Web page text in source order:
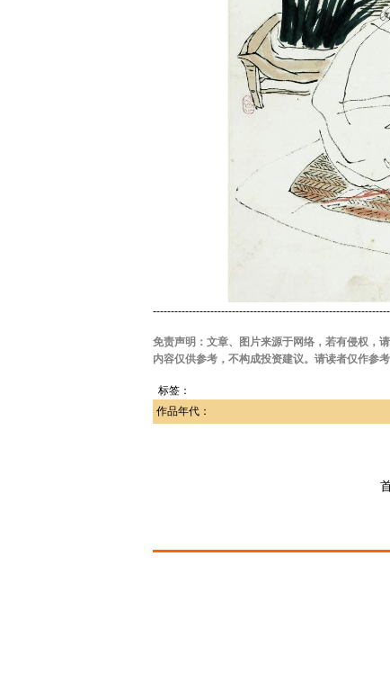
免责声明：文章、图片来源于网络，若有侵权，
内容仅供参考，不构成投资建议。请读者仅作参
标签：
作品年代：